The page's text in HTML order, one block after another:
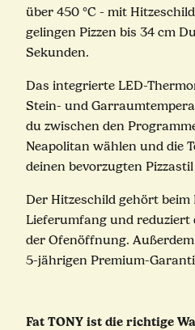
über 450 °C - mit
gelingen Pizzen bis 34 cm
Sekunden.
Das integrierte LED-
Stein- und
du zwischen den
Neapolitan wählen und die
deinen bevorzugten
Der Hitzeschild gehört beim
Lieferumfang und reduziert
der Ofenöffnung.
5-jährigen Premium-
Fat TONY ist die richtige